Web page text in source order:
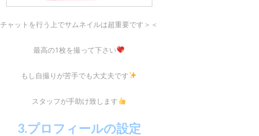
チャットを行う上でサムネイルは超重要です＞＜
最高の1枚を撮って下さい
もし自撮りが苦手でも大丈夫です
スタッフが手助け致します
3.プロフィールの設定